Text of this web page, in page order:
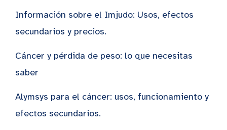
Información sobre el Imjudo: Usos, efectos
secundarios y precios.
Cáncer y pérdida de peso: lo que necesitas
saber
Alymsys para el cáncer: usos, funcionamiento y
efectos secundarios.